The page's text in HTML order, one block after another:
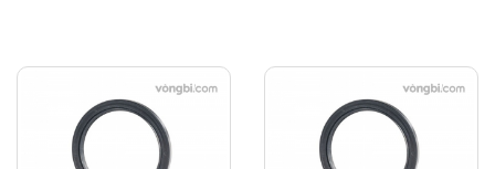
yêu cầu ứng dụng công nghiệp. SKF có thể cung cấp các giải pháp
làm kín cho khách hàng từ thiết kế đến sản xuất số lượng lớn, từ lắp
cho thiết bị ban đầu đến thị trường thay thế sau đó.